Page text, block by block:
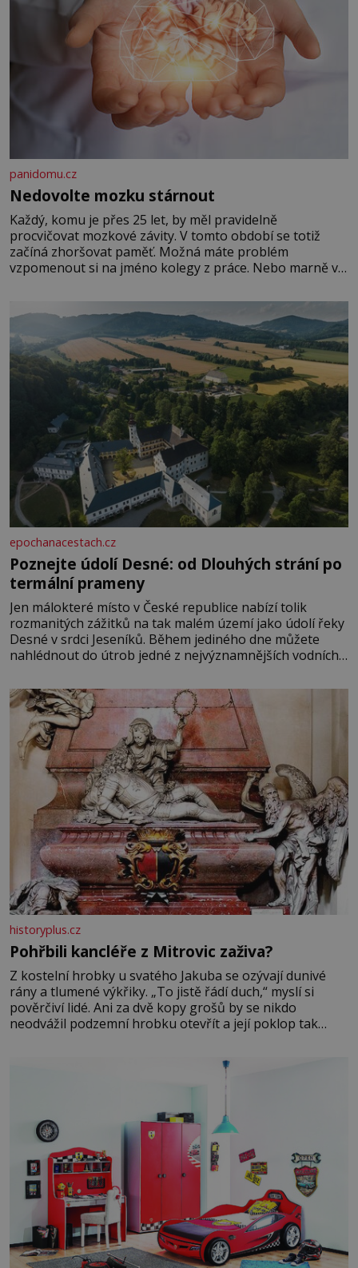
panidomu.cz
Nedovolte mozku stárnout
Každý, komu je přes 25 let, by měl pravidelně
procvičovat mozkové závity. V tomto období se totiž
začíná zhoršovat paměť. Možná máte problém
vzpomenout si na jméno kolegy z práce. Nebo marně v
Je to opravdu tak, s věkem jako kdyby se paměť
rozhodla stávkovat. Cvičte
epochanacestach.cz
Poznejte údolí Desné: od Dlouhých strání po
termální prameny
Jen málokteré místo v České republice nabízí tolik
rozmanitých zážitků na tak malém území jako údolí řeky
Desné v srdci Jeseníků. Během jediného dne můžete
nahlédnout do útrob jedné z nejvýznamnějších vodních
se na koloběžce a den zakončit poznáváním památek ve
Velkých Losinách nebo v termálním
historyplus.cz
Pohřbili kancléře z Mitrovic zaživa?
Z kostelní hrobky u svatého Jakuba se ozývají dunivé
rány a tlumené výkřiky. „To jistě řádí duch,“ myslí si
pověrčiví lidé. Ani za dvě kopy grošů by se nikdo
neodvážil podzemní hrobku otevřít a její poklop tak